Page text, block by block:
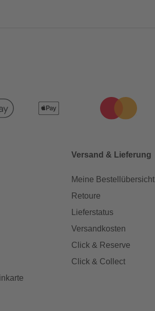
Versand & Lieferung
Meine Bestellübersicht
Retoure
Lieferstatus
Versandkosten
Click & Reserve
Click & Collect